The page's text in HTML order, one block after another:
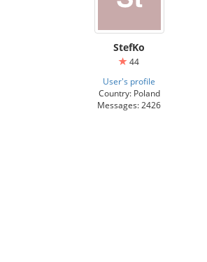
StefKo
44
User's profile
Country: Poland
Messages: 2426